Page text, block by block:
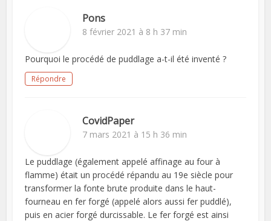
Pons
8 février 2021 à 8 h 37 min
Pourquoi le procédé de puddlage a-t-il été inventé ?
Répondre
CovidPaper
7 mars 2021 à 15 h 36 min
Le puddlage (également appelé affinage au four à
flamme) était un procédé répandu au 19e siècle pour
transformer la fonte brute produite dans le haut-
fourneau en fer forgé (appelé alors aussi fer puddlé),
puis en acier forgé durcissable. Le fer forgé est ainsi